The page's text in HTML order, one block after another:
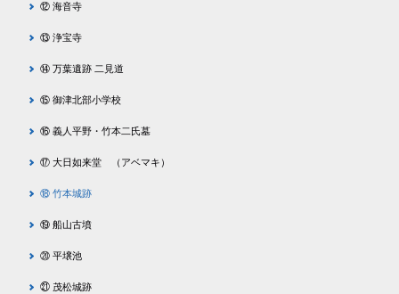
⑫ 海音寺
⑬ 浄宝寺
⑭ 万葉遺跡 二見道
⑮ 御津北部小学校
⑯ 義人平野・竹本二氏墓
⑰ 大日如来堂 （アベマキ）
⑱ 竹本城跡
⑲ 船山古墳
⑳ 平壌池
㉑ 茂松城跡